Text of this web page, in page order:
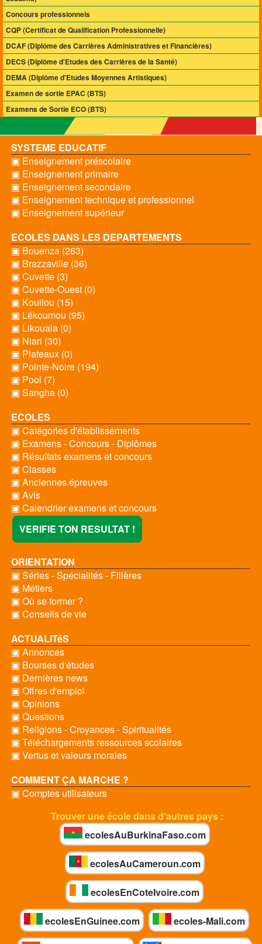
Concours professionnels
CQP (Certificat de Qualification Professionnelle)
DCAF (Diplôme des Carrières Administratives et Financières)
DECS (Diplôme d'Etudes des Carrières de la Santé)
DEMA (Diplôme d'Etudes Moyennes Artistiques)
Examen de sortie EPAC (BTS)
Examens de Sortie ECO (BTS)
SYSTEME EDUCATIF
▣ Enseignement préscolaire
▣ Enseignement primaire
▣ Enseignement secondaire
▣ Enseignement technique et professionnel
▣ Enseignement supérieur
ECOLES DANS LES DEPARTEMENTS
▣ Bouenza (263)
▣ Brazzaville (36)
▣ Cuvette (3)
▣ Cuvette-Ouest (0)
▣ Kouilou (15)
▣ Lékoumou (95)
▣ Likouala (0)
▣ Niari (30)
▣ Plateaux (0)
▣ Pointe-Noire (194)
▣ Pool (7)
▣ Sangha (0)
ECOLES
▣ Catégories d'établissements
▣ Examens - Concours - Diplômes
▣ Résultats examens et concours
▣ Classes
▣ Anciennes épreuves
▣ Avis
▣ Calendrier examens et concours
VERIFIE TON RESULTAT !
ORIENTATION
▣ Séries - Spécialités - Filières
▣ Métiers
▣ Où se former ?
▣ Conseils de vie
ACTUALITéS
▣ Annonces
▣ Bourses d'études
▣ Dernières news
▣ Offres d'emploi
▣ Opinions
▣ Questions
▣ Religions - Croyances - Spiritualités
▣ Téléchargements ressources scolaires
▣ Vertus et valeurs morales
COMMENT ÇA MARCHE ?
▣ Comptes utilisateurs
Trouver une école dans d'autres pays :
ecolesAuBurkinaFaso.com
ecolesAuCameroun.com
ecolesEnCoteIvoire.com
ecolesEnGuinee.com ecoles-Mali.com